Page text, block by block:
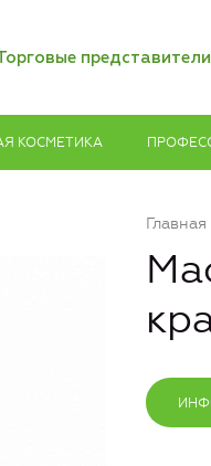
представители
КОСМЕТИКА
Главная